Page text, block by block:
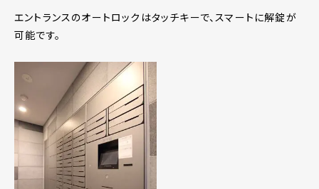
エントランスのオートロックはタッチキーで、スマートに解錠が
可能です。